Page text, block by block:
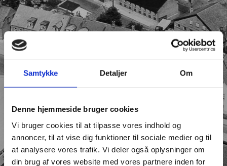
Samtykke Detaljer Om
Denne hjemmeside bruger cookies
Vi bruger cookies til at tilpasse vores indhold og
annoncer, til at vise dig funktioner til sociale medier og til
at analysere vores trafik. Vi deler også oplysninger om
din brug af vores website med vores partnere inden for